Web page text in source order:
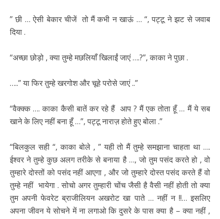
” छी … ऐसी बेकार चीजें तो मैं कभी न खाऊं … “, पट्टू ने झट से जवाब
दिया .
“अच्छा छोड़ो , क्या तुम्हे मछलियाँ खिलाईं जाएं ….?”, काका ने पुछा .
…..” या फिर तुम्हे खरगोश और चूहे परोसे जाएं ..”
“वैक्क्क …. काका कैसी बातें कर रहे हैं आप ? मैं एक तोता हूँ … मैं ये सब
खाने के लिए नहीं बना हूँ …”, पट्टू नाराज़ होते हुए बोला .”
“बिलकुल सही “, काका बोले , ” यही तो मैं तुम्हे समझाना चाहता था ….
ईश्वर ने तुम्हे कुछ अलग तरीके से बनाया है …, जो तुम पसंद करते हो , वो
तुम्हारे दोस्तों को पसंद नहीं आएगा , और जो तुम्हारे दोस्त पसंद करते हैं वो
तुम्हे नहीं भायेगा . सोचो अगर तुम्हारी चोंच जैसी है वैसी नहीं होती तो क्या
तुम अपनी फेवरेट ब्राजीलियन अखरोट खा पाते … नहीं न !!… इसलिए
अपना जीवन ये सोचने में ना लगाओ कि दुसरे के पास क्या है – क्या नहीं ,